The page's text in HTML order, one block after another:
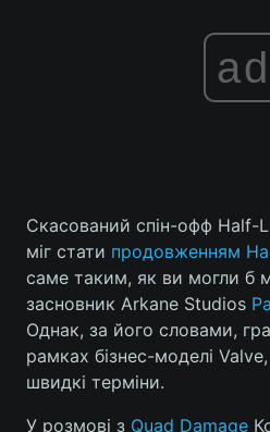
ad
Скасований спін-офф Half-
міг стати продовженням
саме таким, як ви могли б
засновник Arkane Studios
Однак, за його словами,
рамках бізнес-моделі
швидкі терміни.
У розмові з Quad Damage